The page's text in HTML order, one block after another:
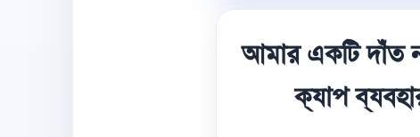
আমার একটি দাঁত
ক্যাপ